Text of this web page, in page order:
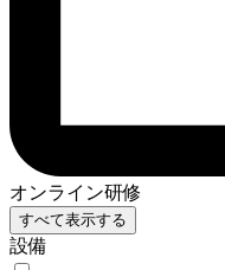
オンライン研修
すべて表示する
設備